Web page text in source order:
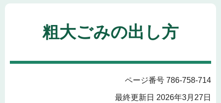
粗大ごみの出し方
ページ番号 786-758-714
最終更新日 2026年3月27日